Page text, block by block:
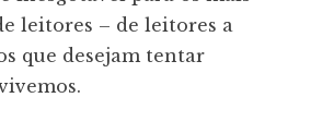
leitores – de leitores a
que desejam tentar